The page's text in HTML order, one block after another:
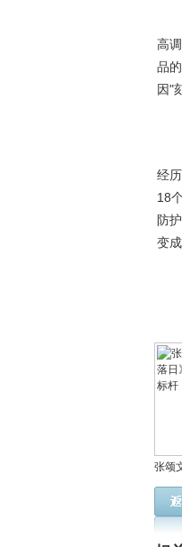
高
品
因"
经
18
防
变
张颂
日》
杆，